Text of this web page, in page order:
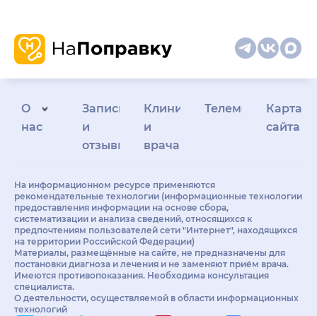
О
нас
Запись
и
отзывы
Клиникам
и
врачам
Телемедицина
Карта
сайта
На информационном ресурсе применяются
рекомендательные технологии (информационные технологии
предоставления информации на основе сбора,
систематизации и анализа сведений, относящихся к
предпочтениям пользователей сети "Интернет", находящихся
на территории Российской Федерации)
Материалы, размещённые на сайте, не предназначены для
постановки диагноза и лечения и не заменяют приём врача.
Имеются противопоказания. Необходима консультация
специалиста.
О деятельности, осуществляемой в области информационных
технологий